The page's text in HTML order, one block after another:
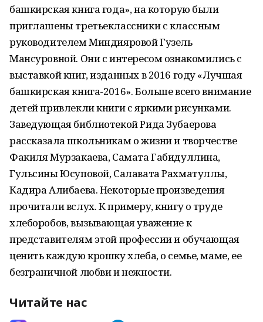
башкирская книга года», на которую были
приглашены третьеклассники с классным
руководителем Миндияровой Гузель
Мансуровной. Они с интересом ознакомились с
выставкой книг, изданных в 2016 году «Лучшая
башкирская книга-2016». Больше всего внимание
детей привлекли книги с яркими рисунками.
Заведующая библиотекой Рида Зубаерова
рассказала школьникам о жизни и творчестве
Факиля Мурзакаева, Самата Габидуллина,
Гульсины Юсуповой, Салавата Рахматуллы,
Кадира Алибаева. Некоторые произведения
прочитали вслух. К примеру, книгу о труде
хлеборобов, вызывающая уважение к
представителям этой профессии и обучающая
ценить каждую крошку хлеба, о семье, маме, ее
безграничной любви и нежности.
Читайте нас